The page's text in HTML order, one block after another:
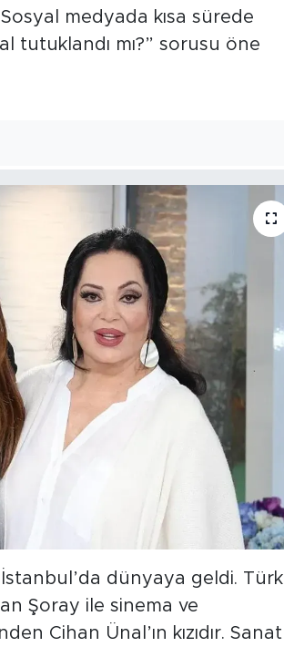
medyada kısa sürede
tutuklandı mı?” sorusu öne
dünyaya geldi. Türk
Şoray ile sinema ve
Cihan Ünal’ın kızıdır. Sanat